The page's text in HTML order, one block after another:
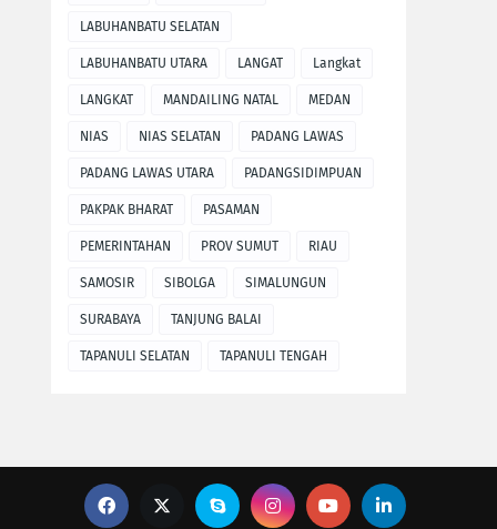
LABUHANBATU SELATAN
LABUHANBATU UTARA LANGAT Langkat
LANGKAT MANDAILING NATAL MEDAN
NIAS NIAS SELATAN PADANG LAWAS
PADANG LAWAS UTARA PADANGSIDIMPUAN
PAKPAK BHARAT PASAMAN
PEMERINTAHAN PROV SUMUT RIAU
SAMOSIR SIBOLGA SIMALUNGUN
SURABAYA TANJUNG BALAI
TAPANULI SELATAN TAPANULI TENGAH